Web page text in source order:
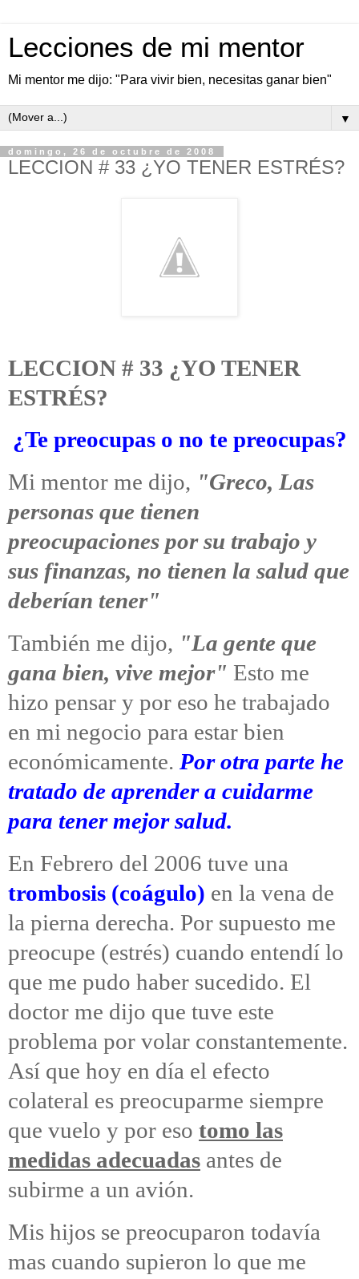
Lecciones de mi mentor
Mi mentor me dijo: "Para vivir bien, necesitas ganar bien"
▼
domingo, 26 de octubre de 2008
LECCION # 33 ¿YO TENER ESTRÉS?
LECCION # 33 ¿YO TENER
ESTRÉS?
¿Te preocupas o no te preocupas?
Mi mentor me dijo, "Greco, Las
personas que tienen
preocupaciones por su trabajo y
sus finanzas, no tienen la salud que
deberían tener"
También me dijo, "La gente que
gana bien, vive mejor" Esto me
hizo pensar y por eso he trabajado
en mi negocio para estar bien
económicamente. Por otra parte he
tratado de aprender a cuidarme
para tener mejor salud.
En Febrero del 2006 tuve una
trombosis (coágulo) en la vena de
la pierna derecha. Por supuesto me
preocupe (estrés) cuando entendí lo
que me pudo haber sucedido. El
doctor me dijo que tuve este
problema por volar constantemente.
Así que hoy en día el efecto
colateral es preocuparme siempre
que vuelo y por eso tomo las
medidas adecuadas antes de
subirme a un avión.
Mis hijos se preocuparon todavía
mas cuando supieron lo que me